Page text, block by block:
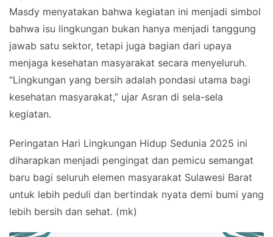
Masdy menyatakan bahwa kegiatan ini menjadi simbol
bahwa isu lingkungan bukan hanya menjadi tanggung
jawab satu sektor, tetapi juga bagian dari upaya
menjaga kesehatan masyarakat secara menyeluruh.
“Lingkungan yang bersih adalah pondasi utama bagi
kesehatan masyarakat,” ujar Asran di sela-sela
kegiatan.
Peringatan Hari Lingkungan Hidup Sedunia 2025 ini
diharapkan menjadi pengingat dan pemicu semangat
baru bagi seluruh elemen masyarakat Sulawesi Barat
untuk lebih peduli dan bertindak nyata demi bumi yang
lebih bersih dan sehat. (mk)